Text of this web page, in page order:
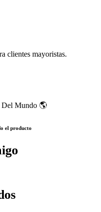
clientes mayoristas.
Mundo 🌎
el producto